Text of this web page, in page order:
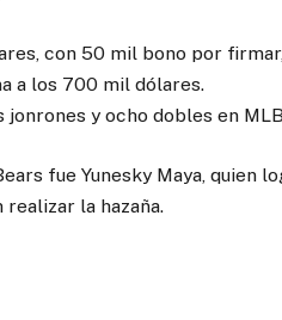
con 50 mil bono por
a los 700 mil dólares.
y ocho dobles en
fue Yunesky Maya, quien
la hazaña.